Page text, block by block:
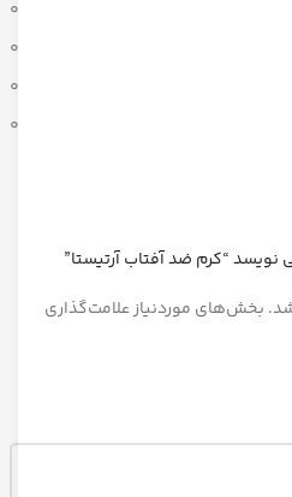
0
0
0
0
“کرم ضد آفتاب آرتیستا”
بخش‌های موردنیاز علامت‌گذاری